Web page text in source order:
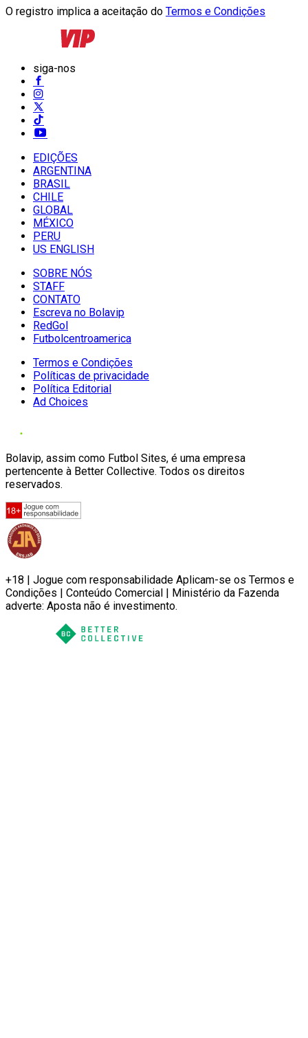
O registro implica a aceitação do Termos e Condições
siga-nos
EDIÇÕES
ARGENTINA
BRASIL
CHILE
GLOBAL
MÉXICO
PERU
US ENGLISH
SOBRE NÓS
STAFF
CONTATO
Escreva no Bolavip
RedGol
Futbolcentroamerica
Termos e Condições
Políticas de privacidade
Política Editorial
Ad Choices
Bolavip, assim como Futbol Sites, é uma empresa
pertencente à Better Collective. Todos os direitos
reservados.
+18 | Jogue com responsabilidade Aplicam-se os Termos e
Condições | Conteúdo Comercial | Ministério da Fazenda
adverte: Aposta não é investimento.